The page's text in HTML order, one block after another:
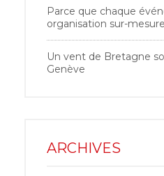
Parce que chaque
organisation sur-
Un vent de Bretagne
Genève
ARCHIVES